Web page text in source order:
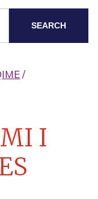
SEARCH
/
I